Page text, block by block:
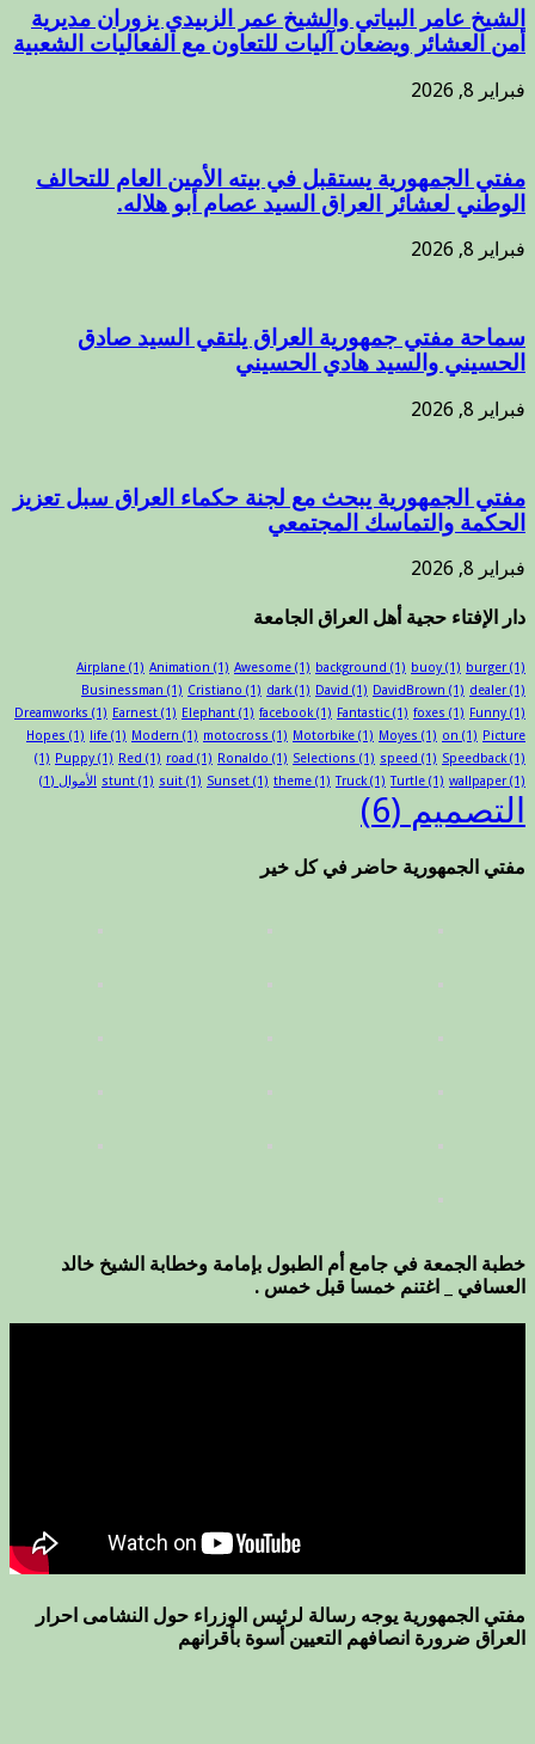
الشيخ عامر البياتي والشيخ عمر الزبيدي يزوران مديرية
أمن العشائر ويضعان آليات للتعاون مع الفعاليات الشعبية
فبراير 8, 2026
مفتي الجمهورية يستقبل في بيته الأمين العام للتحالف
الوطني لعشائر العراق السيد عصام أبو هلاله.
فبراير 8, 2026
سماحة مفتي جمهورية العراق يلتقي السيد صادق
الحسيني والسيد هادي الحسيني
فبراير 8, 2026
مفتي الجمهورية يبحث مع لجنة حكماء العراق سبل تعزيز
الحكمة والتماسك المجتمعي
فبراير 8, 2026
دار الإفتاء حجية أهل العراق الجامعة
Airplane (1) Animation (1) Awesome (1) background (1) buoy (1) burger (1)
Businessman (1) Cristiano (1) dark(1) David (1) DavidBrown (1) dealer (1)
Dreamworks (1) Earnest (1) Elephant (1) facebook(1) Fantastic (1) foxes (1) Funny (1)
Hopes (1) life (1) Modern (1) motocross (1) Motorbike (1) Moyes (1) on (1) Picture
(1) Puppy (1) Red (1) road (1) Ronaldo (1) Selections (1) speed (1) Speedback(1)
stunt (1) suit (1) Sunset (1) theme (1) Truck(1) Turtle (1) wallpaper (1) الأموال (1)
التصميم (6)
مفتي الجمهورية حاضر في كل خير
خطبة الجمعة في جامع أم الطبول بإمامة وخطابة الشيخ خالد
العسافي _ اغتنم خمسا قبل خمس .
مفتي الجمهورية يوجه رسالة لرئيس الوزراء حول النشامى احرار
العراق ضرورة انصافهم التعيين أسوة بأقرانهم